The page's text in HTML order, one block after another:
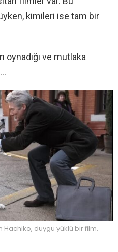
kimileri ise tam bir
oynadığı ve mutlaka
duygu yüklü bir film.